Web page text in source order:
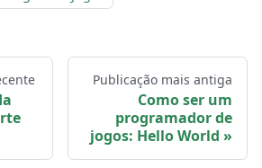
Publicação mais antiga
Como ser um
programador de
jogos: Hello World